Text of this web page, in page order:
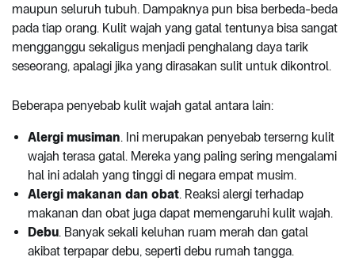
maupun seluruh tubuh. Dampaknya pun bisa berbeda-beda
pada tiap orang. Kulit wajah yang gatal tentunya bisa sangat
mengganggu sekaligus menjadi penghalang daya tarik
seseorang, apalagi jika yang dirasakan sulit untuk dikontrol.
Beberapa penyebab kulit wajah gatal antara lain:
Alergi musiman. Ini merupakan penyebab terserng kulit
wajah terasa gatal. Mereka yang paling sering mengalami
hal ini adalah yang tinggi di negara empat musim.
Alergi makanan dan obat. Reaksi alergi terhadap
makanan dan obat juga dapat memengaruhi kulit wajah.
Debu. Banyak sekali keluhan ruam merah dan gatal
akibat terpapar debu, seperti debu rumah tangga.